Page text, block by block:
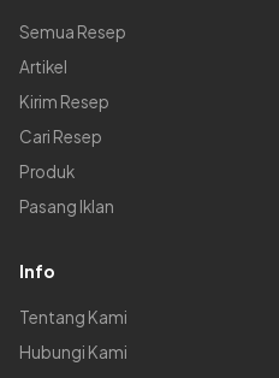
Semua Resep
Artikel
Kirim Resep
Cari Resep
Produk
Pasang Iklan
Info
Tentang Kami
Hubungi Kami